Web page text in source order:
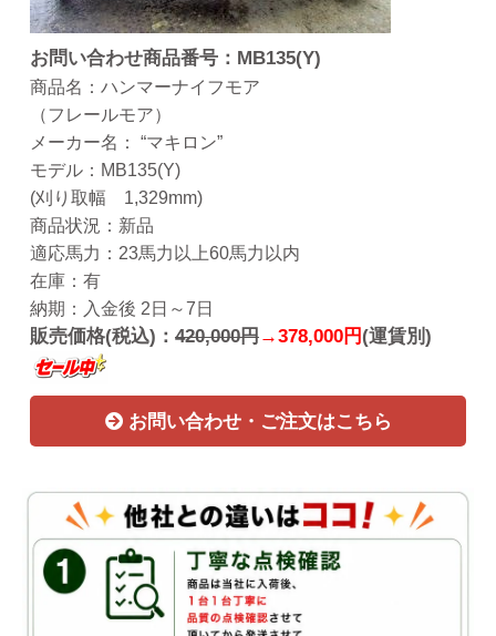
お問い合わせ商品番号：MB135(Y)
商品名：ハンマーナイフモア
（フレールモア）
メーカー名： “マキロン”
モデル：MB135(Y)
(刈り取幅 1,329mm)
商品状況：新品
適応馬力：23馬力以上60馬力以内
在庫：有
納期：入金後 2日～7日
販売価格(税込)： 420,000円→378,000円 (運賃別)
お問い合わせ・ご注文はこちら